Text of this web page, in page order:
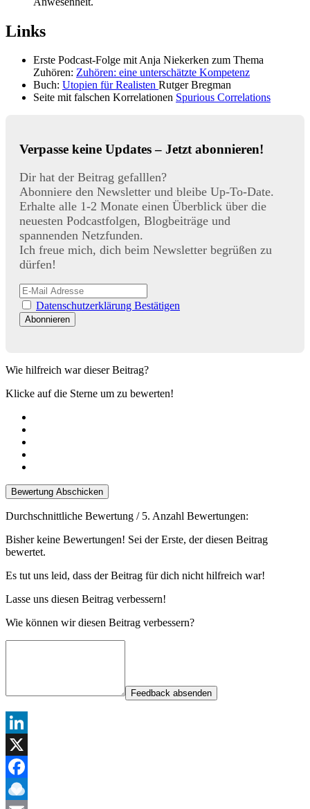
Links
Erste Podcast-Folge mit Anja Niekerken zum Thema
Zuhören: Zuhören: eine unterschätzte Kompetenz
Buch: Utopien für Realisten Rutger Bregman
Seite mit falschen Korrelationen Spurious Correlations
Verpasse keine Updates – Jetzt abonnieren!
Dir hat der Beitrag gefalllen?
Abonniere den Newsletter und bleibe Up-To-Date.
Erhalte alle 1-2 Monate einen Überblick über die
neuesten Podcastfolgen, Blogbeiträge und
spannenden Netzfunden.
Ich freue mich, dich beim Newsletter begrüßen zu
dürfen!
Datenschutzerklärung Bestätigen
Wie hilfreich war dieser Beitrag?
Klicke auf die Sterne um zu bewerten!
Bewertung Abschicken
Durchschnittliche Bewertung / 5. Anzahl Bewertungen:
Bisher keine Bewertungen! Sei der Erste, der diesen Beitrag
bewertet.
Es tut uns leid, dass der Beitrag für dich nicht hilfreich war!
Lasse uns diesen Beitrag verbessern!
Wie können wir diesen Beitrag verbessern?
Feedback absenden
LinkedIn
X
Facebook